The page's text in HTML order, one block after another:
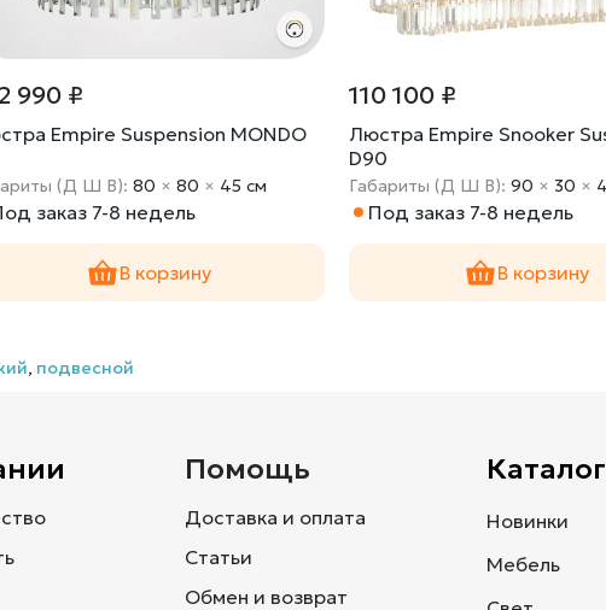
990 ₽
Empire Suspension MONDO
(Д Ш В):80 ×80 × 45 cм
заказ 7-8 недель
В корзину
110 100 ₽
Люстра Empire Snooker
D90
Габариты (Д Ш В):90 × 30 ×
Под заказ 7-8 недель
В корзину
, подвесной
Помощь
Доставка и оплата
Статьи
Обмен и возврат
Каталог
Новинки
Мебель